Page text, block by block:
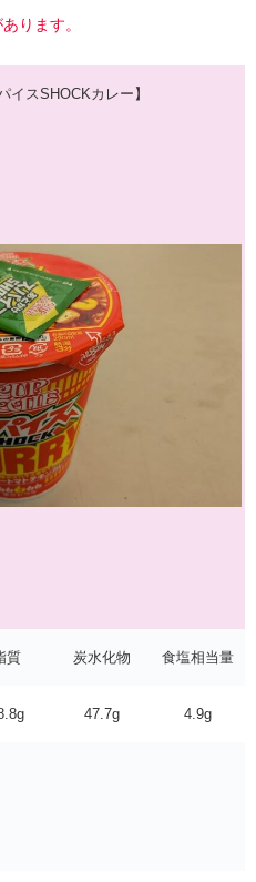
ります。
イスSHOCKカレー】
質 炭水化物 食塩相当量
47.7g 4.9g